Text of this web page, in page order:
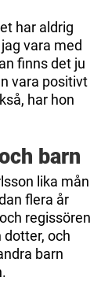
har aldrig
vara med
finns det ju
vara positivt
har hon
barn
lika mån
flera år
regissören
och
barn